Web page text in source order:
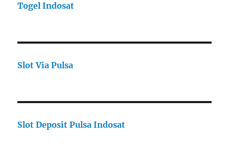
Togel Indosat
Slot Via Pulsa
Slot Deposit Pulsa Indosat